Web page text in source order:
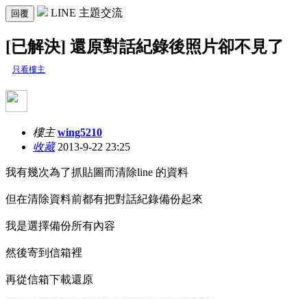
回覆 LINE 主題交流
[已解決] 還原對話紀錄後照片卻不見了
只看樓主
樓主 wing5210
收藏2013-9-22 23:25
我有幾次為了抓貼圖而清除line 的資料
但在清除資料前都有把對話紀錄備份起來
我是選擇備份所有內容
然後寄到信箱裡
再從信箱下載還原